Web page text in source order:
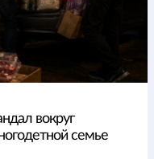
вокруг
семье